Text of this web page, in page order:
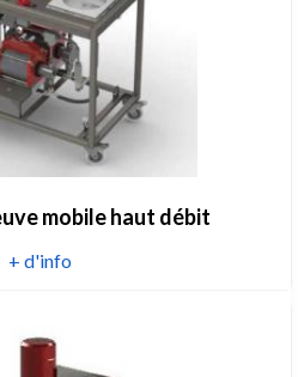
mobile haut débit
+ d'info